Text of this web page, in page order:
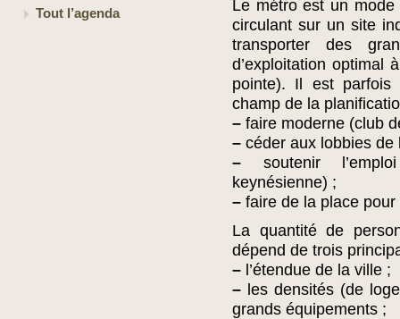
Tout l’agenda
Le métro est un
circulant sur un site
transporter des
d’exploitation optimal
pointe). Il est parfois
champ de la
– faire moderne (club
– céder aux lobbies de
– soutenir
keynésienne) ;
– faire de la place
La quantité de
dépend de trois
– l’étendue de la ville ;
– les densités (de
grands équipements ;